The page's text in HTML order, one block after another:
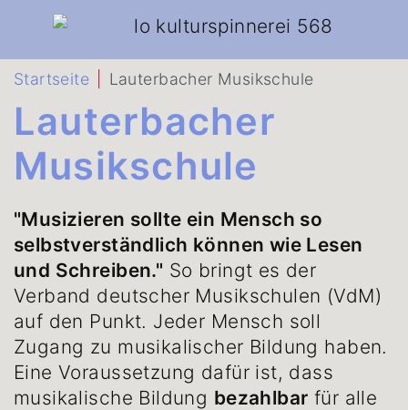
Startseite Lauterbacher Musikschule
Lauterbacher
Musikschule
"Musizieren sollte ein Mensch so
selbstverständlich können wie Lesen
und Schreiben." So bringt es der
Verband deutscher Musikschulen (VdM)
auf den Punkt. Jeder Mensch soll
Zugang zu musikalischer Bildung haben.
Eine Voraussetzung dafür ist, dass
musikalische Bildung bezahlbar für alle